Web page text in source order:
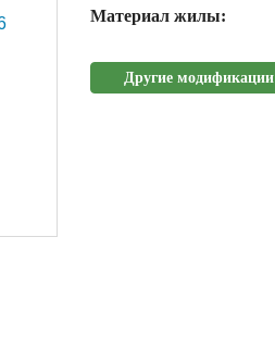
Материал жилы:
Другие модификации